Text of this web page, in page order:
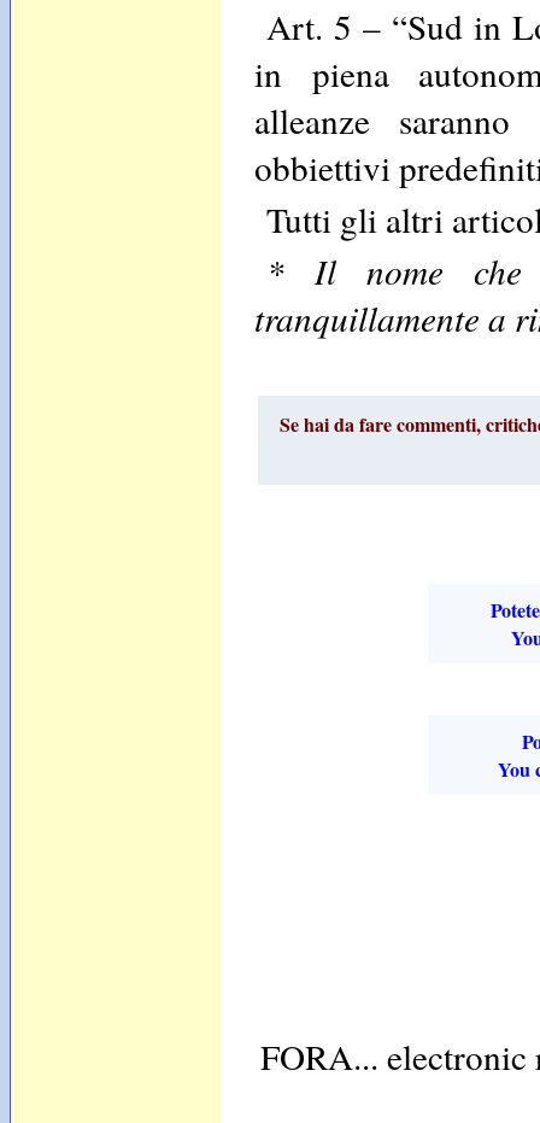
Art. 5 – “Sud in
in piena
alleanze
obbiettivi
Tutti gli altri
* Il nome che
tranquillamente a
Se hai da fare commenti,
You
FORA...